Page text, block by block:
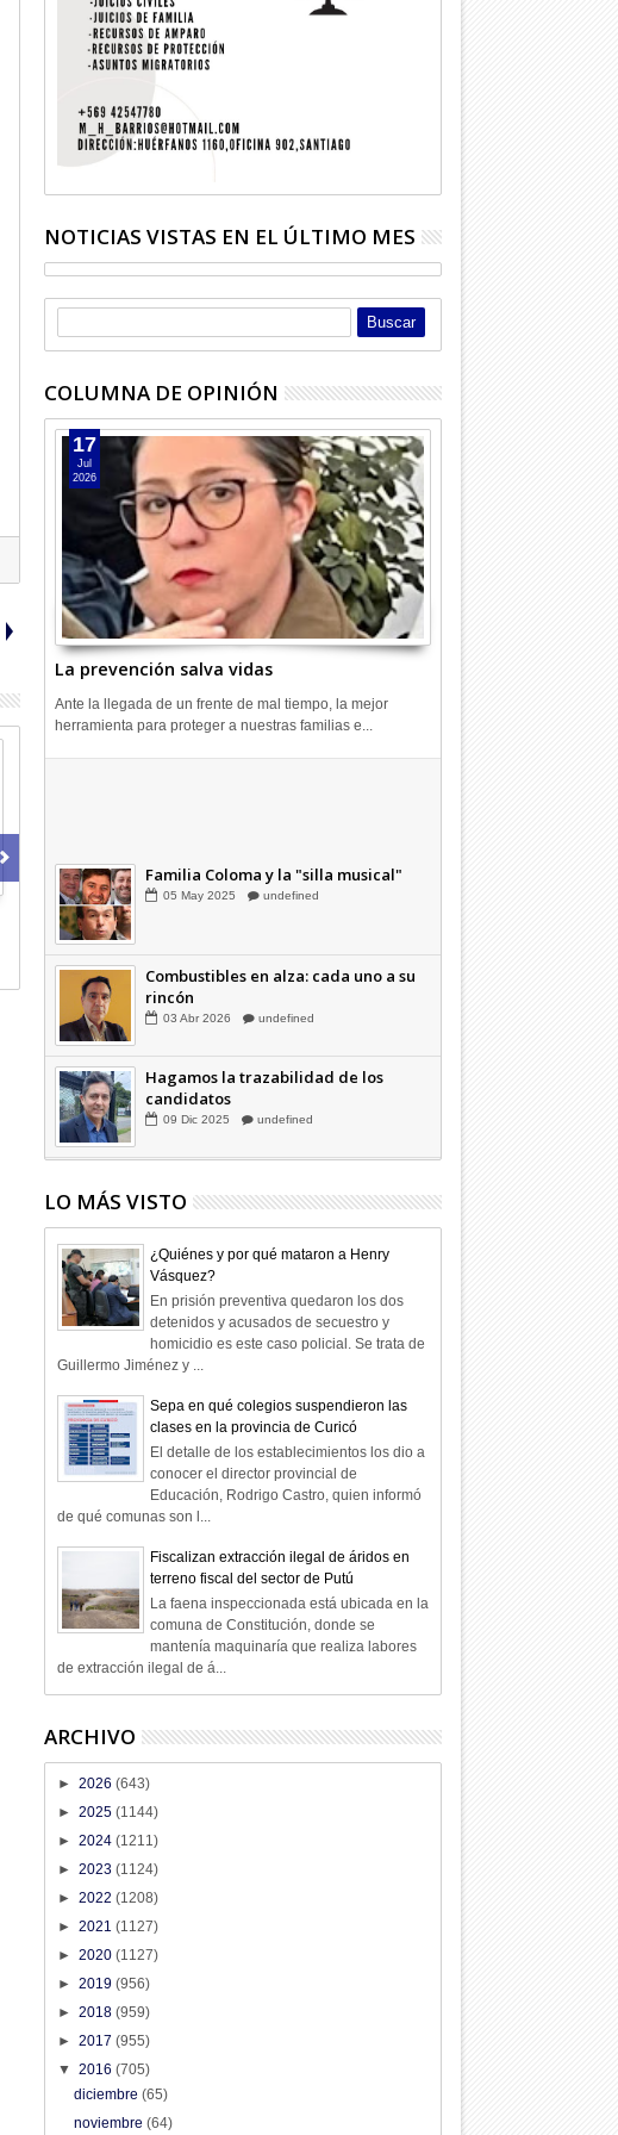
Personas aisladas por crecida de
estero en San Clemente
13 26
NOTICIAS VISTAS EN EL ÚLTIMO MES
COLUMNA DE OPINIÓN
La prevención salva vidas
17
Jul
2026
Ante la llegada de un frente de mal tiempo, la mejor
herramienta para proteger a nuestras familias e...
Familia Coloma y la "silla musical"
05 May 2025 undefined
Combustibles en alza: cada uno a su
rincón
03 Abr 2026 undefined
Hagamos la trazabilidad de los
candidatos
09 Dic 2025 undefined
LO MÁS VISTO
¿Quiénes y por qué mataron a Henry
Vásquez?
En prisión preventiva quedaron los dos
detenidos y acusados de secuestro y
homicidio es este caso policial. Se trata de
Guillermo Jiménez y ...
Sepa en qué colegios suspendieron las
clases en la provincia de Curicó
El detalle de los establecimientos los dio a
conocer el director provincial de
Educación, Rodrigo Castro, quien informó
de qué comunas son l...
Fiscalizan extracción ilegal de áridos en
terreno fiscal del sector de Putú
La faena inspeccionada está ubicada en la
comuna de Constitución, donde se
mantenía maquinaría que realiza labores
de extracción ilegal de á...
ARCHIVO
► 2026 (643)
► 2025 (1144)
► 2024 (1211)
► 2023 (1124)
► 2022 (1208)
► 2021 (1127)
► 2020 (1127)
► 2019 (956)
► 2018 (959)
► 2017 (955)
▼ 2016 (705)
diciembre(65)
noviembre(64)